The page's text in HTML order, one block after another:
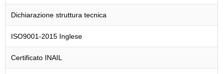
Dichiarazione struttura tecnica
ISO9001-2015 Inglese
Certificato INAIL